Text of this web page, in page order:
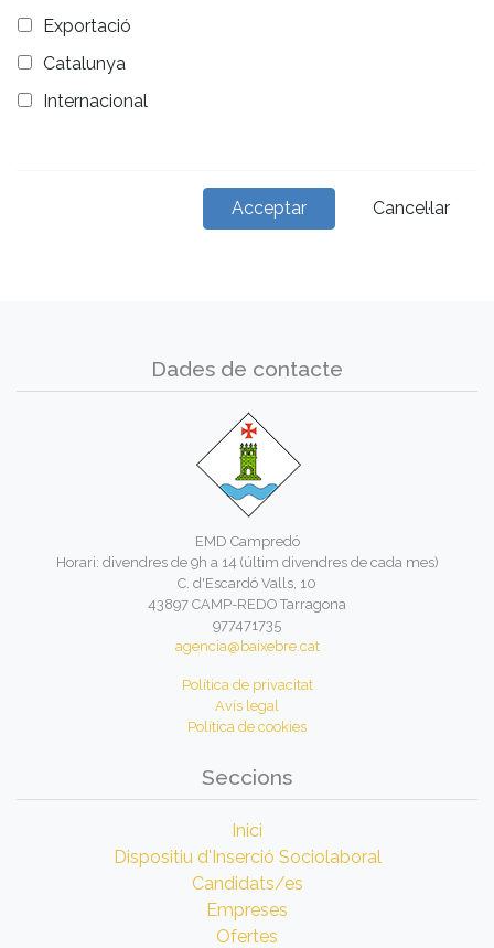
Exportació
Catalunya
Internacional
Cancel·lar
Dades de contacte
EMD Campredó
Horari: divendres de 9h a 14 (últim divendres de cada mes)
C. d'Escardó Valls, 10
43897 CAMP-REDO Tarragona
977471735
agencia@baixebre.cat
Política de privacitat
Avís legal
Política de cookies
Seccions
Inici
Dispositiu d'Inserció Sociolaboral
Candidats/es
Empreses
Ofertes